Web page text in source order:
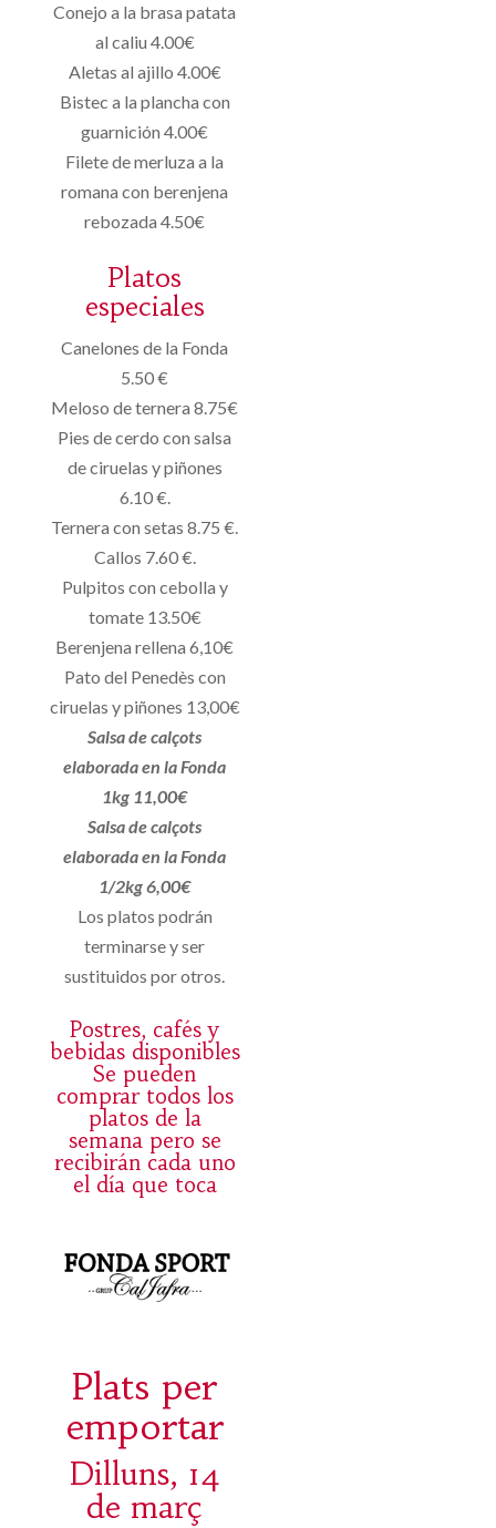
Conejo a la brasa patata
al caliu 4.00€
Aletas al ajillo 4.00€
Bistec a la plancha con
guarnición 4.00€
Filete de merluza a la
romana con berenjena
rebozada 4.50€
Platos
especiales
Canelones de la Fonda
5.50 €
Meloso de ternera 8.75€
Pies de cerdo con salsa
de ciruelas y piñones
6.10 €.
Ternera con setas 8.75 €.
Callos 7.60 €.
Pulpitos con cebolla y
tomate 13.50€
Berenjena rellena 6,10€
Pato del Penedès con
ciruelas y piñones 13,00€
Salsa de calçots
elaborada en la Fonda
1kg 11,00€
Salsa de calçots
elaborada en la Fonda
1/2kg 6,00€
Los platos podrán
terminarse y ser
sustituidos por otros.
Postres, cafés y
bebidas disponibles
Se pueden
comprar todos los
platos de la
semana pero se
recibirán cada uno
el día que toca
Plats per
emportar
Dilluns, 14
de març